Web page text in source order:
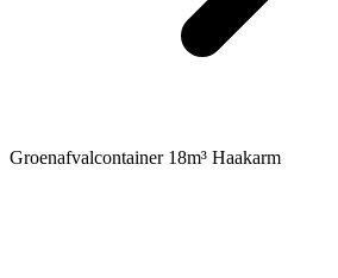
Groenafvalcontainer 18m³ Haakarm